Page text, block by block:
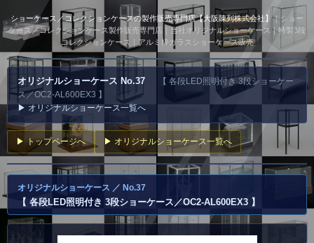
ショーケース／コレクションケースの製作販売専門店【大阪陳列株式会社】｜ショー
ケース／コレクションケース製作販売専門店｜当社オリジナルショーケース｜特製3段
コレクションケース｜アルミ枠ガラスショーケース販売
オリジナルショーケース No.37
【 各段LED照明付き 3段ショーケー
ス／OC2-AL600EX3 】
▶ オリジナルショーケース一覧へ
▶ トップページへ ▶ オリジナルショーケース一覧へ
オリジナルショーケース ／ No.37
【 各段LED照明付き 3段ショーケース／OC2-AL600EX3 】